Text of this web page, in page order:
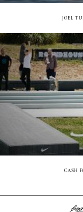
JOEL
CASH